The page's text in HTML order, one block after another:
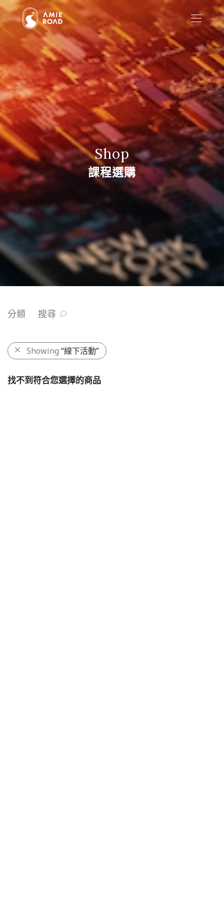
Shop
課程選購
分類 搜尋
Showing “線下活動”
找不到符合您選擇的商品